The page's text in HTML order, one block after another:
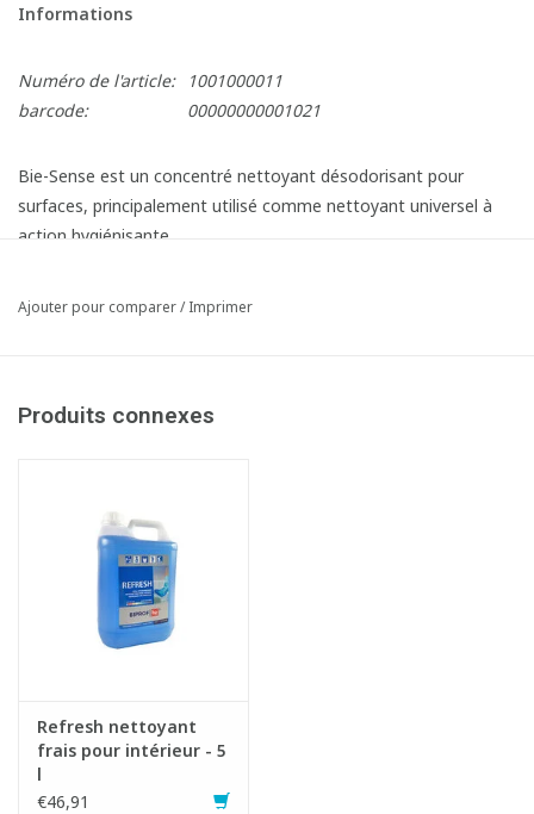
Informations
Numéro de l'article:
1001000011
barcode:
00000000001021
Bie-Sense est un concentré nettoyant désodorisant pour
surfaces, principalement utilisé comme nettoyant universel à
action hygiénisante.
- Parfum de pomme.
- Puissance de nettoyage:
Fiche produit
SDS fiche
Ajouter pour comparer/Imprimer
Produits connexes
Refresh nettoyant
frais pour intérieur - 5
l
€46,91